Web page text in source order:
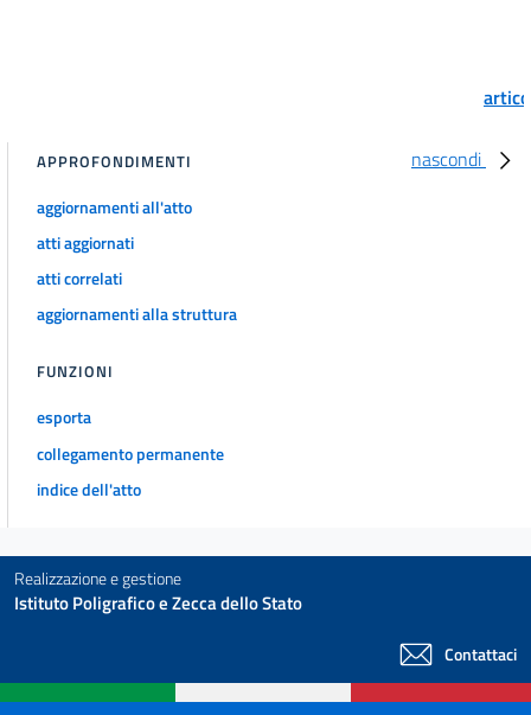
nascondi
APPROFONDIMENTI
aggiornamenti all'atto
atti aggiornati
atti correlati
aggiornamenti alla struttura
FUNZIONI
esporta
collegamento permanente
indice dell'atto
Realizzazione e gestione
Istituto Poligrafico e Zecca dello Stato
Contattaci